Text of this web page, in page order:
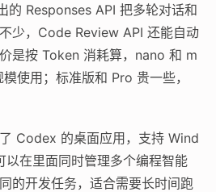
的 Responses API 把多轮对话和
少，Code Review API 还能自动
是按 Token 消耗算，nano 和 m
使用；标准版和 Pro 贵一些，
Codex 的桌面应用，支持 Wind
在里面同时管理多个编程智能
的开发任务，适合需要长时间跑